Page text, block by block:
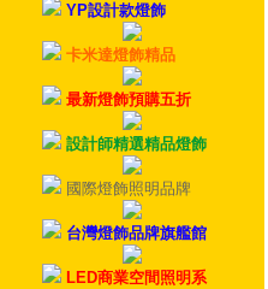
YP設計款燈飾
卡米達燈飾精品
最新燈飾預購五折
設計師精選精品燈飾
國際燈飾照明品牌
台灣燈飾品牌旗艦館
LED商業空間照明系